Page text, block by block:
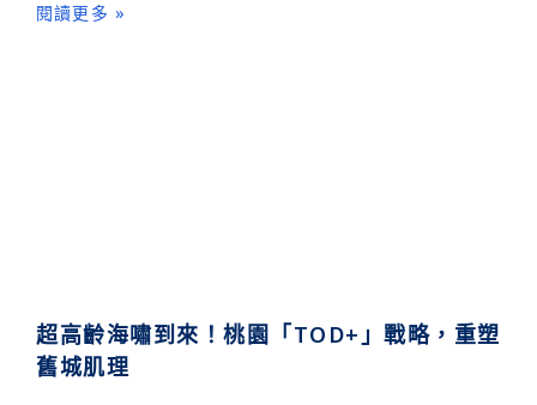
閱讀更多 »
超高齡海嘯到來！桃園「TOD+」戰略，重塑
舊城肌理